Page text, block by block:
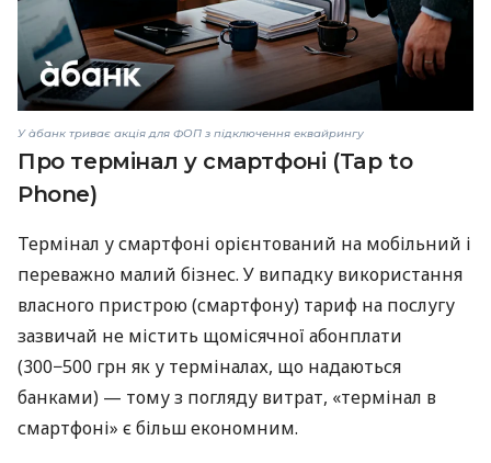
У àбанк триває акція для ФОП з підключення еквайрингу
Про термінал у смартфоні (Tap to
Phone)
Термінал у смартфоні орієнтований на мобільний і
переважно малий бізнес. У випадку використання
власного пристрою (смартфону) тариф на послугу
зазвичай не містить щомісячної абонплати
(300−500 грн як у терміналах, що надаються
банками) — тому з погляду витрат, «термінал в
смартфоні» є більш економним.